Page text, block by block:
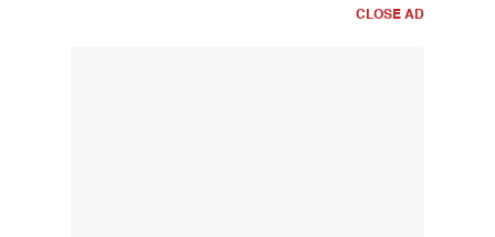
CLOSE AD